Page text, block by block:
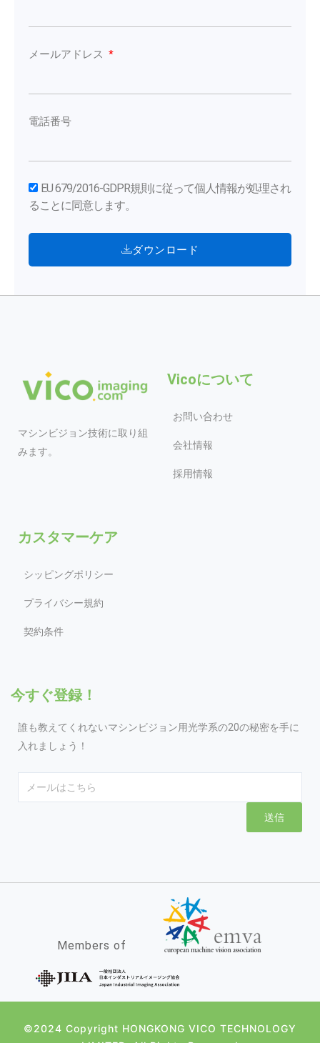
メールアドレス
電話番号
EU 679/2016-GDPR規則に従って個人情報が処理され
ることに同意します。
ダウンロード
マシンビジョン技術に取り組
みます。
Vicoについて
お問い合わせ
会社情報
採用情報
カスタマーケア
シッピングポリシー
プライバシー規約
契約条件
今すぐ登録！
誰も教えてくれないマシンビジョン用光学系の20の秘密を手に
入れましょう！
送信
Members of
©2024 Copyright HONGKONG VICO TECHNOLOGY